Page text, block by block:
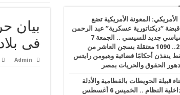
ينقل جثامين مواطنين توفوا في الكويت والآلاف يعودون للقاهرة من دول الخليج.. الاثنين 30 مارس 2026.. النظام المصري يفرض
السيسي قزم لا يستطيع.. الاثنين 9 مارس 2026.. تذاكر عودة “خرافية” من الخليج للمصريين مقابل تسهيلات عبور طابا للأمريكيين والإسرائيليين
لضمانات المحاكمة العادلة أمام دوائر جنايات الإرهاب (سبتمبر 2024 – يناير 2026).. الثلاثاء 17 فبراير 2026.. مصر على حافة”الفقر المائي”: خطاب بدر عبدالعاطي عن
بيان
فى
Admin
المعونة الأمريكية تضع
“ديكتاتورية عسكرية” عبد الرحمن
السيد صداع سياسي جديد للسيسي .. الجمعة 7
أغسطس 2026.. 1090 معتقلة بسجن العاشر من
و47 فقط ينفذن أحكامًا قضائية وهيومن رايتس
الحقوق والحريات بمصر
من أبناء قبيلة الحويطات بالقطامية والأدلة
تفضح مزاعم داخلية النظام .. الخميس 6 أغسطس